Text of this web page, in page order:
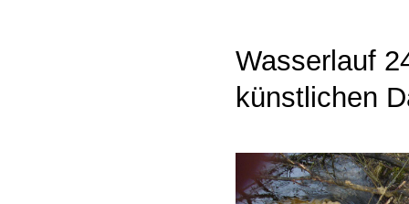
Wasserlauf
künstlichen